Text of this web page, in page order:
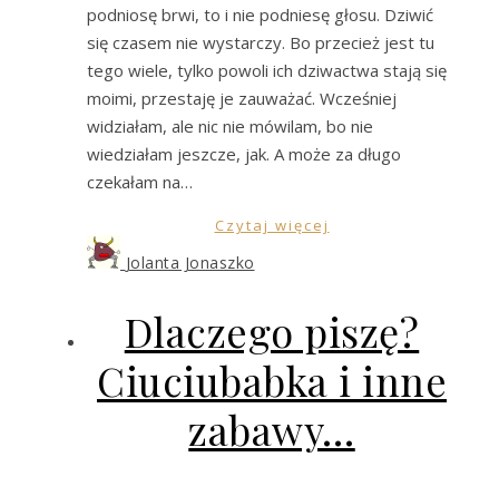
podniosę brwi, to i nie podniesę głosu. Dziwić
się czasem nie wystarczy. Bo przecież jest tu
tego wiele, tylko powoli ich dziwactwa stają się
moimi, przestaję je zauważać. Wcześniej
widziałam, ale nic nie mówilam, bo nie
wiedziałam jeszcze, jak. A może za długo
czekałam na…
Czytaj więcej
Jolanta Jonaszko
Dlaczego piszę?
Ciuciubabka i inne
zabawy…